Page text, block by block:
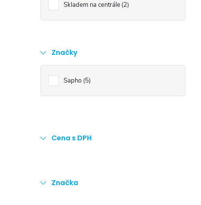
r
a
n
n
p
n
Skladem na centrále 2
Značky
Sapho 5
Cena s DPH
Značka